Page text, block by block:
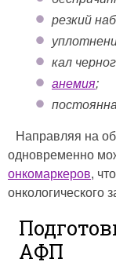
резкий
кал
анемия;
Направляя на
одновременно
онкомаркеров,
онкологического
АФП